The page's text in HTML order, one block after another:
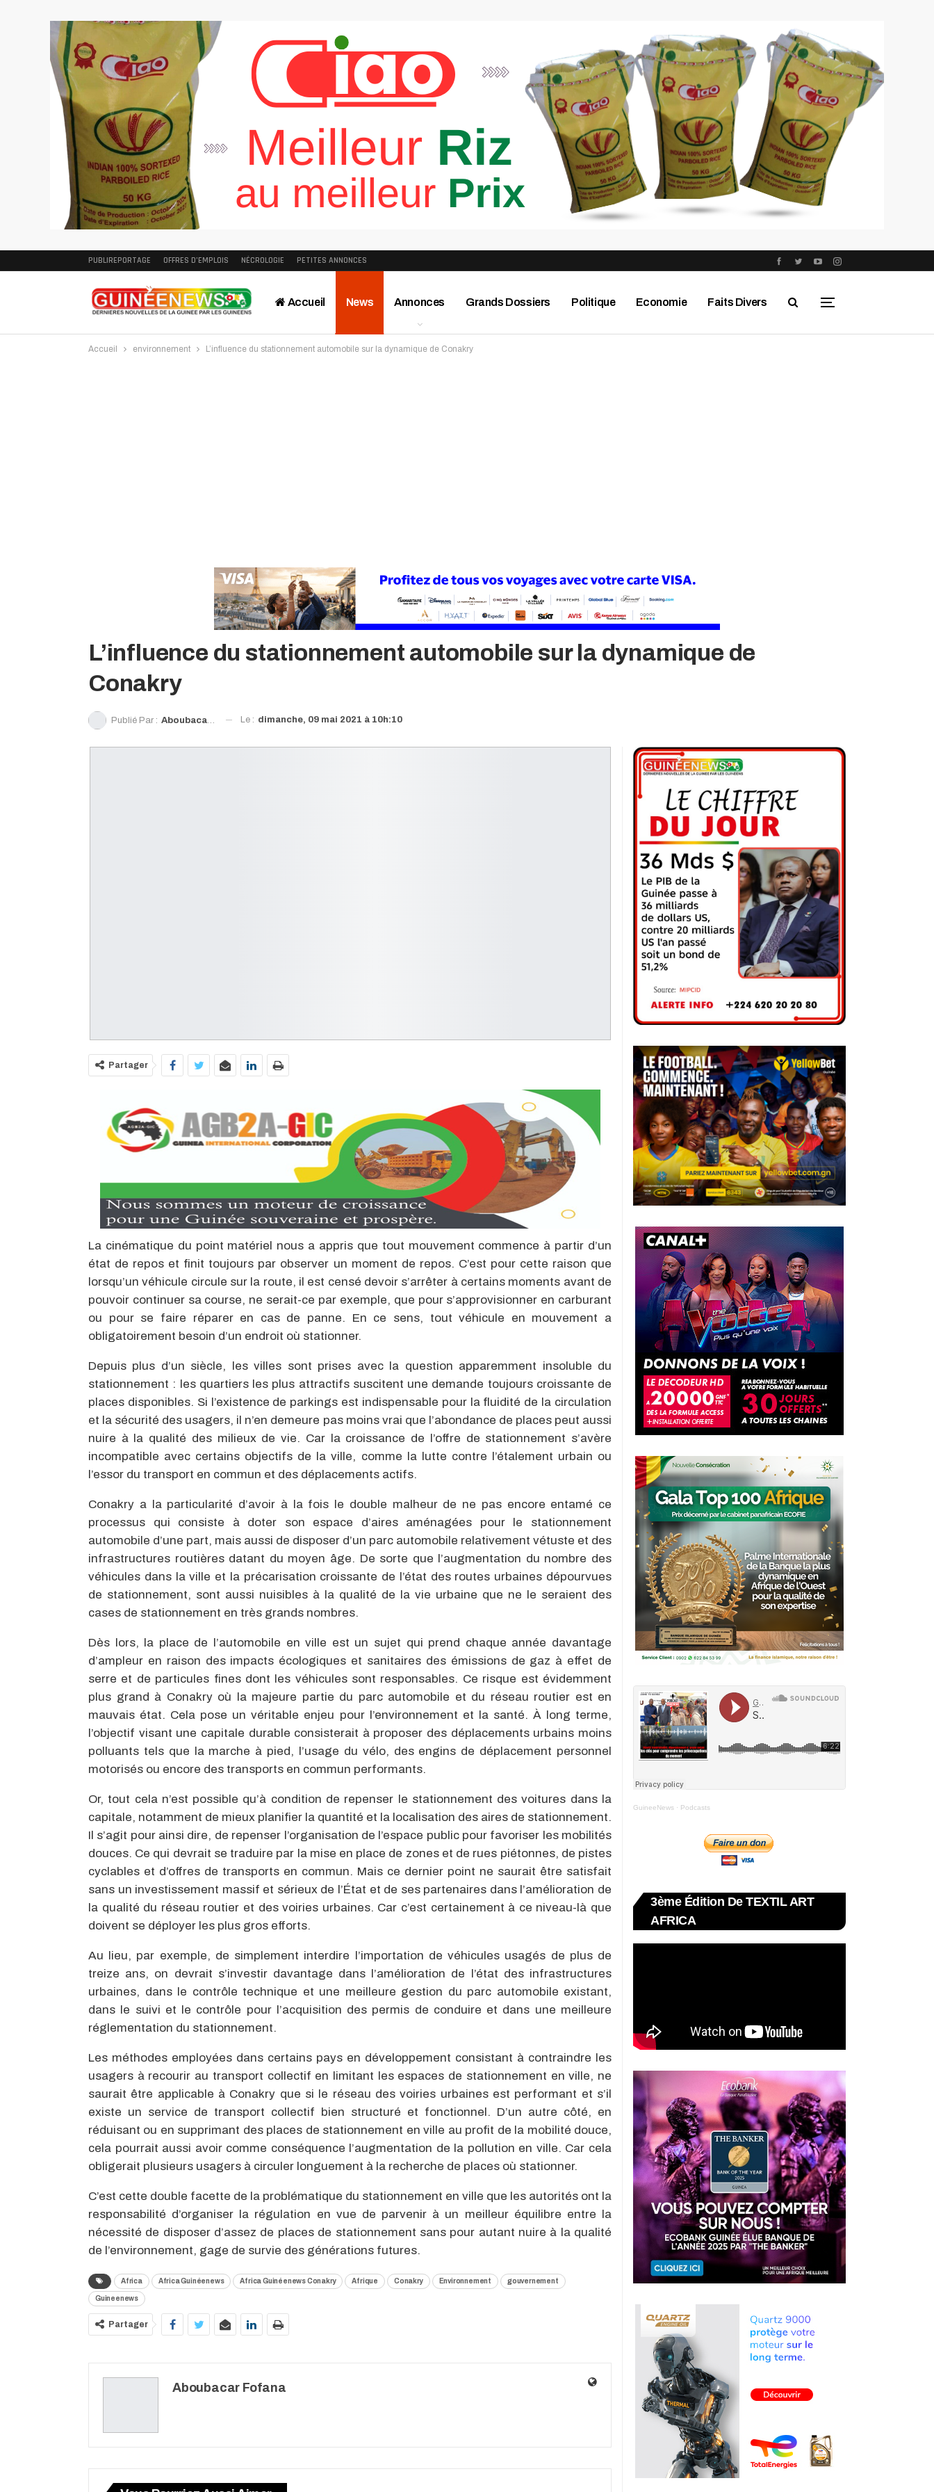
PUBLIREPORTAGE OFFRES D’EMPLOIS NÉCROLOGIE PETITES ANNONCES
Accueil News Annonces Grands Dossiers Politique Economie Faits Divers
Accueil environnement L’influence du stationnement automobile sur la dynamique de Conakry
L’influence du stationnement automobile sur la dynamique de
Conakry
Publié Par : Aboubacar Fofana Le : dimanche, 09 mai 2021 à 10h:10
Partager
La cinématique du point matériel nous a appris que tout mouvement commence à partir d’un
état de repos et finit toujours par observer un moment de repos. C’est pour cette raison que
lorsqu’un véhicule circule sur la route, il est censé devoir s’arrêter à certains moments avant de
pouvoir continuer sa course, ne serait-ce par exemple, que pour s’approvisionner en carburant
ou pour se faire réparer en cas de panne. En ce sens, tout véhicule en mouvement a
obligatoirement besoin d’un endroit où stationner.
Depuis plus d’un siècle, les villes sont prises avec la question apparemment insoluble du
stationnement : les quartiers les plus attractifs suscitent une demande toujours croissante de
places disponibles. Si l’existence de parkings est indispensable pour la fluidité de la circulation
et la sécurité des usagers, il n’en demeure pas moins vrai que l’abondance de places peut aussi
nuire à la qualité des milieux de vie. Car la croissance de l’offre de stationnement s’avère
incompatible avec certains objectifs de la ville, comme la lutte contre l’étalement urbain ou
l’essor du transport en commun et des déplacements actifs.
Conakry a la particularité d’avoir à la fois le double malheur de ne pas encore entamé ce
processus qui consiste à doter son espace d’aires aménagées pour le stationnement
automobile d’une part, mais aussi de disposer d’un parc automobile relativement vétuste et des
infrastructures routières datant du moyen âge. De sorte que l’augmentation du nombre des
véhicules dans la ville et la précarisation croissante de l’état des routes urbaines dépourvues
de stationnement, sont aussi nuisibles à la qualité de la vie urbaine que ne le seraient des
cases de stationnement en très grands nombres.
Dès lors, la place de l’automobile en ville est un sujet qui prend chaque année davantage
d’ampleur en raison des impacts écologiques et sanitaires des émissions de gaz à effet de
serre et de particules fines dont les véhicules sont responsables. Ce risque est évidemment
plus grand à Conakry où la majeure partie du parc automobile et du réseau routier est en
mauvais état. Cela pose un véritable enjeu pour l’environnement et la santé. À long terme,
l’objectif visant une capitale durable consisterait à proposer des déplacements urbains moins
polluants tels que la marche à pied, l’usage du vélo, des engins de déplacement personnel
motorisés ou encore des transports en commun performants.
Or, tout cela n’est possible qu’à condition de repenser le stationnement des voitures dans la
capitale, notamment de mieux planifier la quantité et la localisation des aires de stationnement.
Il s’agit pour ainsi dire, de repenser l’organisation de l’espace public pour favoriser les mobilités
douces. Ce qui devrait se traduire par la mise en place de zones et de rues piétonnes, de pistes
cyclables et d’offres de transports en commun. Mais ce dernier point ne saurait être satisfait
sans un investissement massif et sérieux de l’État et de ses partenaires dans l’amélioration de
la qualité du réseau routier et des voiries urbaines. Car c’est certainement à ce niveau-là que
doivent se déployer les plus gros efforts.
Au lieu, par exemple, de simplement interdire l’importation de véhicules usagés de plus de
treize ans, on devrait s’investir davantage dans l’amélioration de l’état des infrastructures
urbaines, dans le contrôle technique et une meilleure gestion du parc automobile existant,
dans le suivi et le contrôle pour l’acquisition des permis de conduire et dans une meilleure
réglementation du stationnement.
Les méthodes employées dans certains pays en développement consistant à contraindre les
usagers à recourir au transport collectif en limitant les espaces de stationnement en ville, ne
saurait être applicable à Conakry que si le réseau des voiries urbaines est performant et s’il
existe un service de transport collectif bien structuré et fonctionnel. D’un autre côté, en
réduisant ou en supprimant des places de stationnement en ville au profit de la mobilité douce,
cela pourrait aussi avoir comme conséquence l’augmentation de la pollution en ville. Car cela
obligerait plusieurs usagers à circuler longuement à la recherche de places où stationner.
C’est cette double facette de la problématique du stationnement en ville que les autorités ont la
responsabilité d’organiser la régulation en vue de parvenir à un meilleur équilibre entre la
nécessité de disposer d’assez de places de stationnement sans pour autant nuire à la qualité
de l’environnement, gage de survie des générations futures.
Africa Africa Guinéenews Africa Guinéenews Conakry Afrique Conakry Environnement gouvernement
Guineenews
Partager
Aboubacar Fofana
GuineeNews · Podcasts
3ème Édition De TEXTIL ART
AFRICA